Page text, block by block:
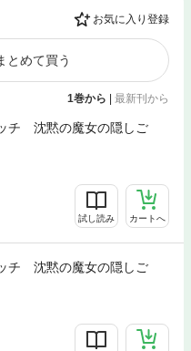
お気に入り登録
とめて買う
1巻から | 最新刊から
チ 沈黙の魔女の隠しご
試し読み カートへ
チ 沈黙の魔女の隠しご